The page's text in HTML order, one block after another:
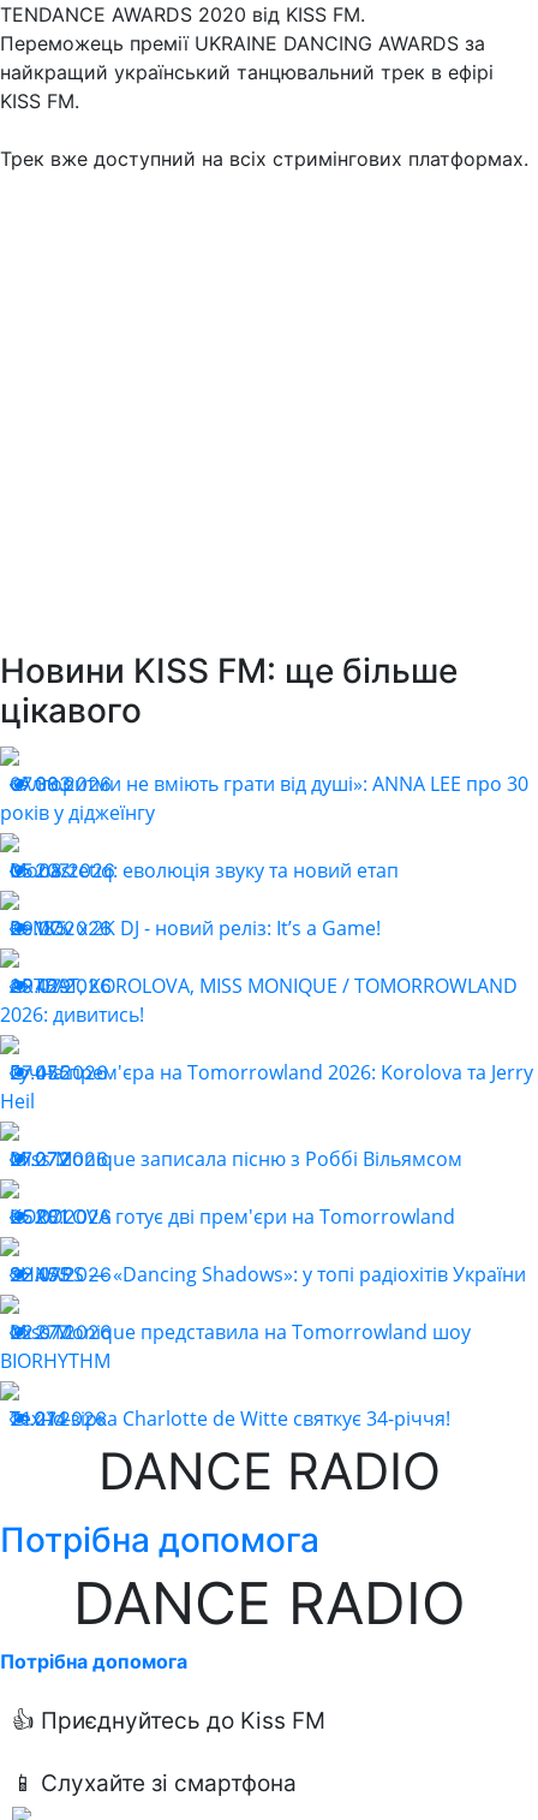
TENDANCE AWARDS 2020 від KISS FM.
Переможець премії UKRAINE DANCING AWARDS за
найкращий український танцювальний трек в ефірі
KISS FM.
Трек вже доступний на всіх стримінгових платформах.
Новини KISS FM: ще більше
цікавого
07.08.2026
303
«Алгоритми не вміють грати від душі»: ANNA LEE про 30
років у діджеїнгу
05.08.2026
207
Monastetiq: еволюція звуку та новий етап
29.07.2026
185
ReMOv x 2K DJ - новий реліз: It’s a Game!
29.07.2026
429
ARTBAT, KOROLOVA, MISS MONIQUE / TOMORROWLAND
2026: дивитись!
27.07.2026
455
Гучна прем'єра на Tomorrowland 2026: Korolova та Jerry
Heil
27.07.2026
272
Miss Monique записала пісню з Роббі Вільямсом
25.07.2026
281
KOROLOVA готує дві прем'єри на Tomorrowland
22.07.2026
455
SHNAPS — «Dancing Shadows»: у топі радіохітів України
22.07.2026
277
Miss Monique представила на Tomorrowland шоу
BIORHYTHM
21.07.2026
214
Техно-зірка Charlotte de Witte святкує 34-річчя!
DANCE RADIO
Потрібна допомога
DANCE RADIO
Потрібна допомога
👍 Приєднуйтесь до Kiss FM
📱 Слухайте зі смартфона